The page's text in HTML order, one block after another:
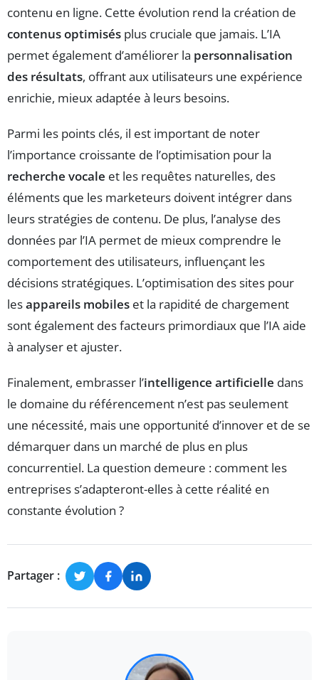
contenu en ligne. Cette évolution rend la création de
contenus optimisés plus cruciale que jamais. L’IA
permet également d’améliorer la personnalisation
des résultats, offrant aux utilisateurs une expérience
enrichie, mieux adaptée à leurs besoins.
Parmi les points clés, il est important de noter
l’importance croissante de l’optimisation pour la
recherche vocale et les requêtes naturelles, des
éléments que les marketeurs doivent intégrer dans
leurs stratégies de contenu. De plus, l’analyse des
données par l’IA permet de mieux comprendre le
comportement des utilisateurs, influençant les
décisions stratégiques. L’optimisation des sites pour
lesappareils mobiles et la rapidité de chargement
sont également des facteurs primordiaux que l’IA aide
à analyser et ajuster.
Finalement, embrasser l’intelligence artificielle dans
le domaine du référencement n’est pas seulement
une nécessité, mais une opportunité d’innover et de se
démarquer dans un marché de plus en plus
concurrentiel. La question demeure : comment les
entreprises s’adapteront-elles à cette réalité en
constante évolution ?
Partager :